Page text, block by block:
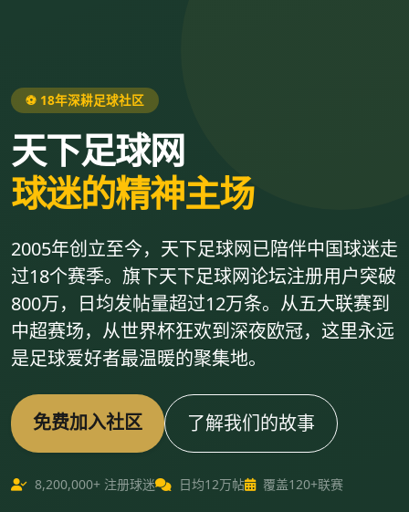
⚽ 18年深耕足球社区
天下足球网
球迷的精神主场
2005年创立至今，天下足球网已陪伴中国球迷走
过18个赛季。旗下天下足球网论坛注册用户突破
800万，日均发帖量超过12万条。从五大联赛到
中超赛场，从世界杯狂欢到深夜欧冠，这里永远
是足球爱好者最温暖的聚集地。
免费加入社区 了解我们的故事
8,200,000+ 注册球迷 日均12万帖 覆盖120+联赛